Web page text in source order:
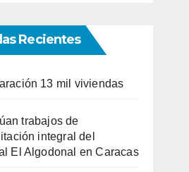
Recientes
13 mil viviendas
trabajos de
integral del
El Algodonal en Caracas